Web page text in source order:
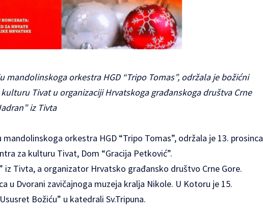
mandolinskoga orkestra HGD “Tripo Tomas”, održala je božićni
Tivat u organizaciji Hrvatskoga građanskoga društva Crne
iz Tivta
orkestra HGD “Tripo Tomas”, održala je 13. prosinca
za kulturu Tivat, Dom “Gracija Petković”.
iz Tivta, a organizator Hrvatsko građansko društvo Crne Gore.
u Dvorani zavičajnoga muzeja kralja Nikole. U Kotoru je 15.
Božiću” u katedrali Sv.Tripuna.